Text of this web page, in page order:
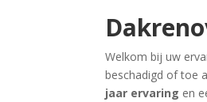
Welkom bij uw
beschadigd of toe
jaar ervaring en